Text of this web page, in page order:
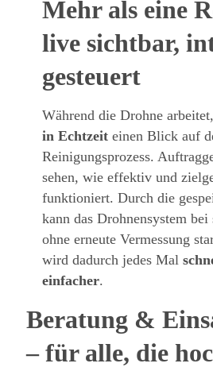
Mehr als eine
live sichtbar,
gesteuert
Während die Drohne
in Echtzeit einen Blick auf
Reinigungsprozess.
sehen, wie effektiv und
funktioniert. Durch die
kann das Drohnensystem bei
ohne erneute Vermessung
wird dadurch jedes Mal
einfacher.
Beratung &
– für alle, die